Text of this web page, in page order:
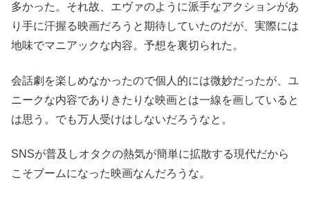
多かった。それ故、エヴァのように派手なアクションがあ
り手に汗握る映画だろうと期待していたのだが、実際には
地味でマニアックな内容。予想を裏切られた。
会話劇を楽しめなかったので個人的には微妙だったが、ユ
ニークな内容でありきたりな映画とは一線を画していると
は思う。でも万人受けはしないだろうなと。
SNSが普及しオタクの熱気が簡単に拡散する現代だから
こそブームになった映画なんだろうな。